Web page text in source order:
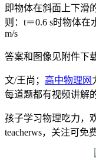
即物体在斜面上下滑
则：t＝0.6 s时物体在
m/s
答案和图像见附件下
文/王尚； 高中物理网
每道题都有视频讲解
孩子学习物理吃力，
teacherws，关注可免